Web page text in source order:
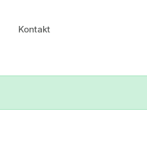
Kontakt